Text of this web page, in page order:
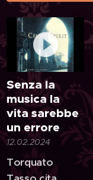
Senza la
musica la
vita sarebbe
un errore
12.02.2024
Torquato